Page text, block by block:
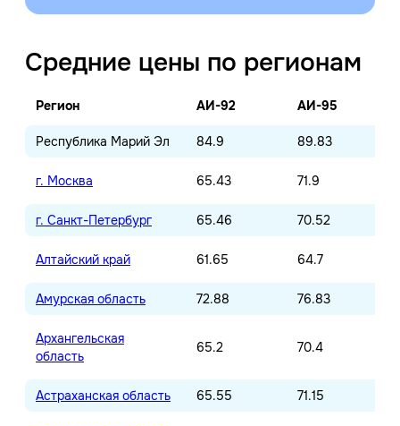
Средние цены по регионам
Регион АИ-92 АИ-95
Республика Марий Эл 84.9 89.83
г. Москва 65.43 71.9
г. Санкт-Петербург 65.46 70.52
Алтайский край 61.65 64.7
Амурская область 72.88 76.83
Архангельская
область
65.2 70.4
Астраханская область 65.55 71.15